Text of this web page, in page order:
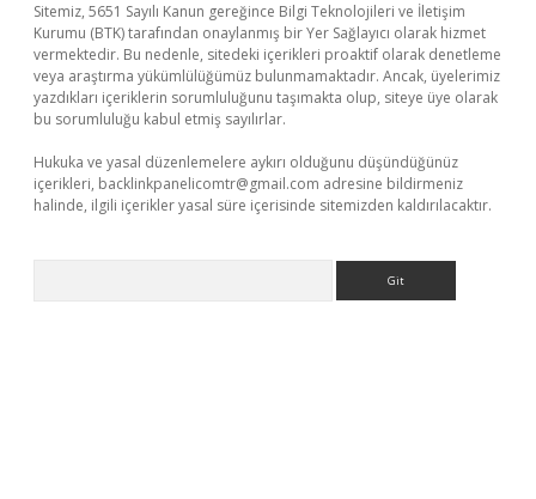
Sitemiz, 5651 Sayılı Kanun gereğince Bilgi Teknolojileri ve İletişim
Kurumu (BTK) tarafından onaylanmış bir Yer Sağlayıcı olarak hizmet
vermektedir. Bu nedenle, sitedeki içerikleri proaktif olarak denetleme
veya araştırma yükümlülüğümüz bulunmamaktadır. Ancak, üyelerimiz
yazdıkları içeriklerin sorumluluğunu taşımakta olup, siteye üye olarak
bu sorumluluğu kabul etmiş sayılırlar.
Hukuka ve yasal düzenlemelere aykırı olduğunu düşündüğünüz
içerikleri, backlinkpanelicomtr@gmail.com adresine bildirmeniz
halinde, ilgili içerikler yasal süre içerisinde sitemizden kaldırılacaktır.